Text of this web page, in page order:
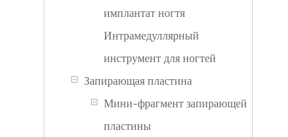
имплантат ногтя
Интрамедуллярный
инструмент для ногтей
Запирающая пластина
Мини-фрагмент запирающей
пластины